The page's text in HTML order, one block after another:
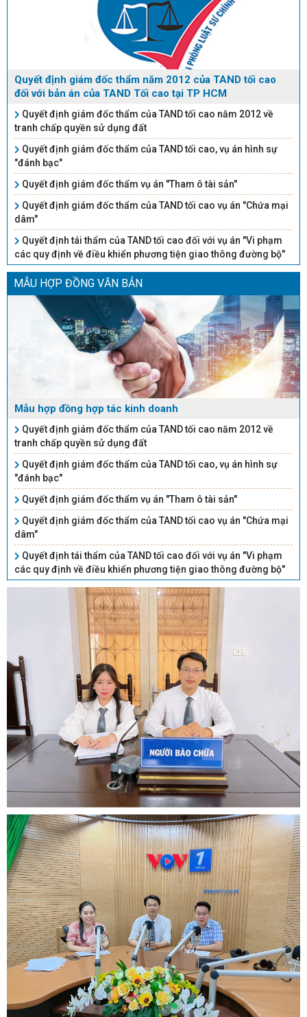
Quyết định giám đốc thẩm năm 2012 của TAND tối cao
đối với bản án của TAND Tối cao tại TP HCM
Quyết định giám đốc thẩm của TAND tối cao năm 2012 về
tranh chấp quyền sử dụng đất
Quyết định giám đốc thẩm của TAND tối cao, vụ án hình sự
"đánh bạc"
Quyết định giám đốc thẩm vụ án "Tham ô tài sản"
Quyết định giám đốc thẩm của TAND tối cao vụ án "Chứa mại
dâm"
Quyết định tái thẩm của TAND tối cao đối với vụ án "Vi phạm
các quy định về điều khiển phương tiện giao thông đường bộ"
MẪU HỢP ĐỒNG VĂN BẢN
Mẫu hợp đồng hợp tác kinh doanh
Quyết định giám đốc thẩm của TAND tối cao năm 2012 về
tranh chấp quyền sử dụng đất
Quyết định giám đốc thẩm của TAND tối cao, vụ án hình sự
"đánh bạc"
Quyết định giám đốc thẩm vụ án "Tham ô tài sản"
Quyết định giám đốc thẩm của TAND tối cao vụ án "Chứa mại
dâm"
Quyết định tái thẩm của TAND tối cao đối với vụ án "Vi phạm
các quy định về điều khiển phương tiện giao thông đường bộ"